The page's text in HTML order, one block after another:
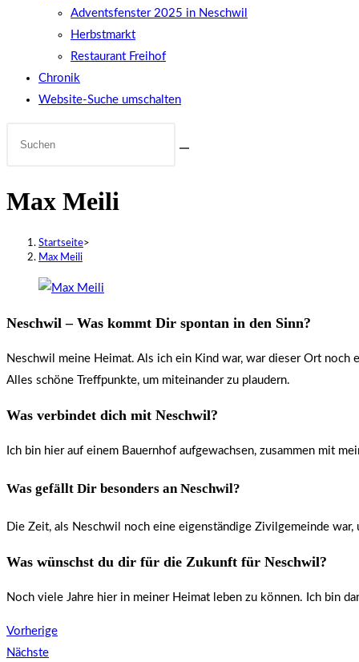
Adventsfenster 2025 in Neschwil
Herbstmarkt
Restaurant Freihof
Chronik
Website-Suche umschalten
Max Meili
Startseite>
Max Meili
Neschwil – Was kommt Dir spontan in den Sinn?
Neschwil meine Heimat. Als ich ein Kind war, war dieser Ort
Alles schöne Treffpunkte, um miteinander zu plaudern.
Was verbindet dich mit Neschwil?
Ich bin hier auf einem Bauernhof aufgewachsen, zusammen mit
Was gefällt Dir besonders an Neschwil?
Die Zeit, als Neschwil noch eine eigenständige Zivilgemeinde
Was wünschst du dir für die Zukunft für Neschwil?
Noch viele Jahre hier in meiner Heimat leben zu können. Ich bin
Vorherige
Nächste